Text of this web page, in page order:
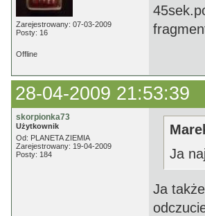
Zarejestrowany: 07-03-2009
Posty: 16
Offline
28-04-2009 21:53:39
skorpionka73
Użytkownik
Od: PLANETA ZIEMIA
Zarejestrowany: 19-04-2009
Posty: 184
Ja
Ja